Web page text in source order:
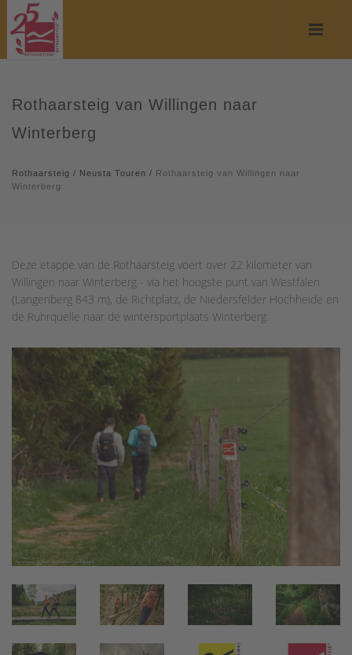
Rothaarsteig van Willingen naar
Winterberg
Rothaarsteig / Neusta Touren / Rothaarsteig van Willingen naar
Winterberg
Deze etappe van de Rothaarsteig voert over 22 kilometer van
Willingen naar Winterberg - via het hoogste punt van Westfalen
(Langenberg 843 m), de Richtplatz, de Niedersfelder Hochheide en
de Ruhrquelle naar de wintersportplaats Winterberg.